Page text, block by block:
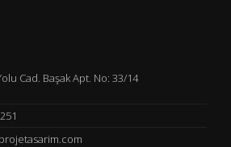
Cad. Başak Apt. No: 33/14